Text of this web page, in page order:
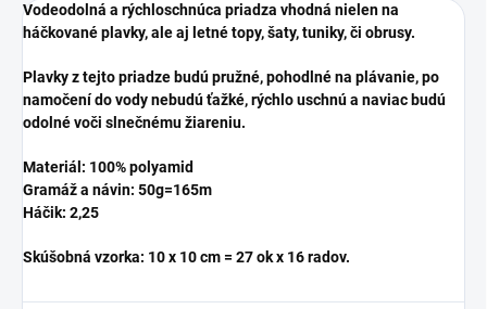
Vodeodolná a rýchloschnúca priadza vhodná nielen na
háčkované plavky, ale aj letné topy, šaty, tuniky, či obrusy.
Plavky z tejto priadze budú pružné, pohodlné na plávanie, po
namočení do vody nebudú ťažké, rýchlo uschnú a naviac budú
odolné voči slnečnému žiareniu.
Materiál: 100% polyamid
Gramáž a návin: 50g=165m
Háčik: 2,25
Skúšobná vzorka: 10 x 10 cm = 27 ok x 16 radov.